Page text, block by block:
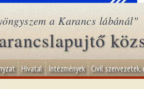
a Karancs lábánál"
Hivatal Intézmények Civil szervezetek,